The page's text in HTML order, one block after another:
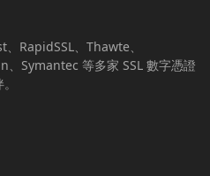
RapidSSL、Thawte、
Symantec 等多家 SSL 數字憑證